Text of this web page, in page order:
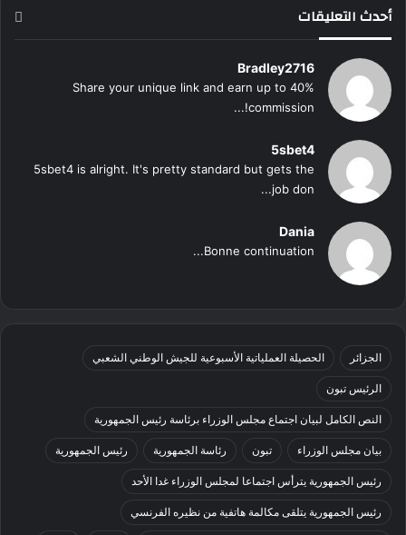
أحدث التعليقات
Bradley2716
Share your unique link and earn up to 40%
commission!...
5sbet4
5sbet4 is alright. It's pretty standard but gets the
job don...
Dania
Bonne continuation...
الجزائر الحصيلة العملياتية الأسبوعية للجيش الوطني الشعبي
الرئيس تبون
النص الكامل لبيان اجتماع مجلس الوزراء برئاسة رئيس الجمهورية
بيان مجلس الوزراء تبون رئاسة الجمهورية رئيس الجمهورية
رئيس الجمهورية يترأس اجتماعا لمجلس الوزراء غدا الأحد
رئيس الجمهورية يتلقى مكالمة هاتفية من نظيره الفرنسي